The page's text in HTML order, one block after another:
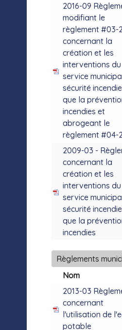
2016-09
modifiant le
règlement #03-
concernant la
création et les
interventions du
service
sécurité
que la
incendies et
abrogeant le
règlement #04-
2009-03 -
concernant la
création et les
interventions du
service
sécurité
que la
incendies
Règlements
Nom
2013-03
concernant
l'utilisation de
potable